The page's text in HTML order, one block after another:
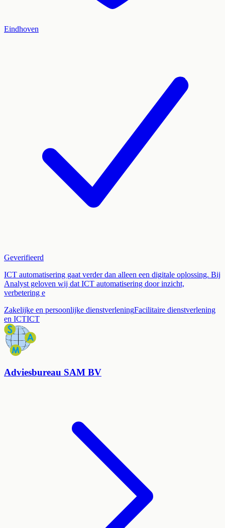
Eindhoven
Geverifieerd
ICT automatisering gaat verder dan alleen een digitale oplossing. Bij
Analyst geloven wij dat ICT automatisering door inzicht,
verbetering e
Zakelijke en persoonlijke dienstverleningFacilitaire dienstverlening
en ICTICT
Adviesbureau SAM BV